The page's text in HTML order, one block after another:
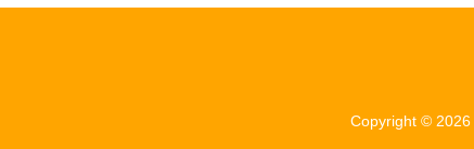
Copyright © 2026